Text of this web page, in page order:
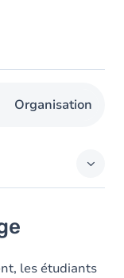
Organisation
les étudiants